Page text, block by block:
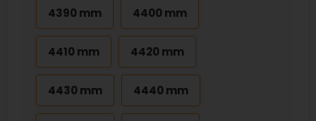
4390 mm 4400 mm
4410 mm 4420 mm
4430 mm 4440 mm